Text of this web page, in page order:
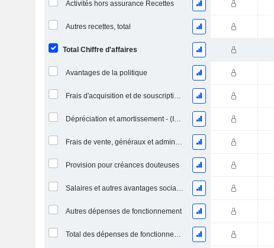
Activités hors assurance Recettes
Autres recettes, total
Total Chiffre d'affaires
Avantages de la politique
Frais d'acquisition et de souscription des polices, total
Dépréciation et amortissement - (IS) - (encaissé)
Frais de vente, généraux et administratifs, total
Provision pour créances douteuses
Salaires et autres avantages sociaux
Autres dépenses de fonctionnement
Total des dépenses de fonctionnement